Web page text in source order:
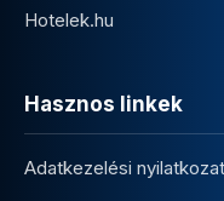
Hotelek.hu
Hasznos linkek
Adatkezelési nyilatkozat